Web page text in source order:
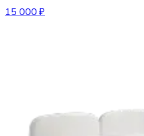
15 000 ₽